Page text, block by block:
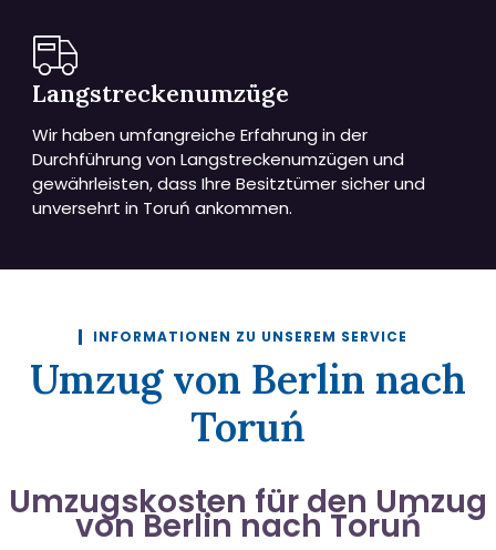
Langstreckenumzüge
Wir haben umfangreiche Erfahrung in der
Durchführung von Langstreckenumzügen und
gewährleisten, dass Ihre Besitztümer sicher und
unversehrt in Toruń ankommen.
INFORMATIONEN ZU UNSEREM SERVICE
Umzug von Berlin nach
Toruń
Umzugskosten für den Umzug
von Berlin nach Toruń